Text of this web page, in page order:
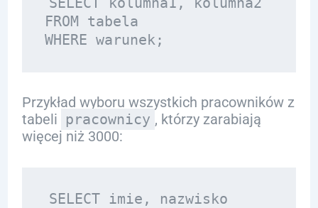
FROM tabela
Przykład wyboru wszystkich pracowników z
tabeli pracownicy , którzy zarabiają
więcej niż 3000:
SELECT imie, nazwisko